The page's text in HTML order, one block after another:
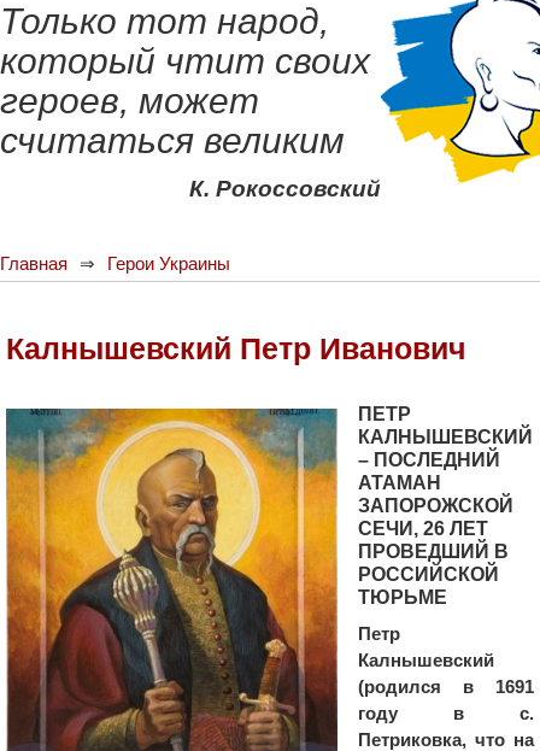
Только тот народ,
который чтит своих
героев, может
считаться великим
К. Рокоссовский
Главная Герои Украины
Калнышевский Петр Иванович
ПЕТР
КАЛНЫШЕВСКИЙ
– ПОСЛЕДНИЙ
АТАМАН
ЗАПОРОЖСКОЙ
СЕЧИ, 26 ЛЕТ
ПРОВЕДШИЙ В
РОССИЙСКОЙ
ТЮРЬМЕ
Петр
Калнышевский
(родился в 1691
году в с.
Петриковка, что на